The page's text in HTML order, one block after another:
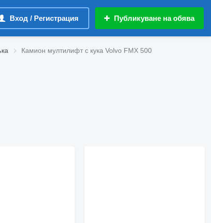
Вход / Регистрация Публикуване на обява
Камион мултилифт с кука Volvo FMX 500